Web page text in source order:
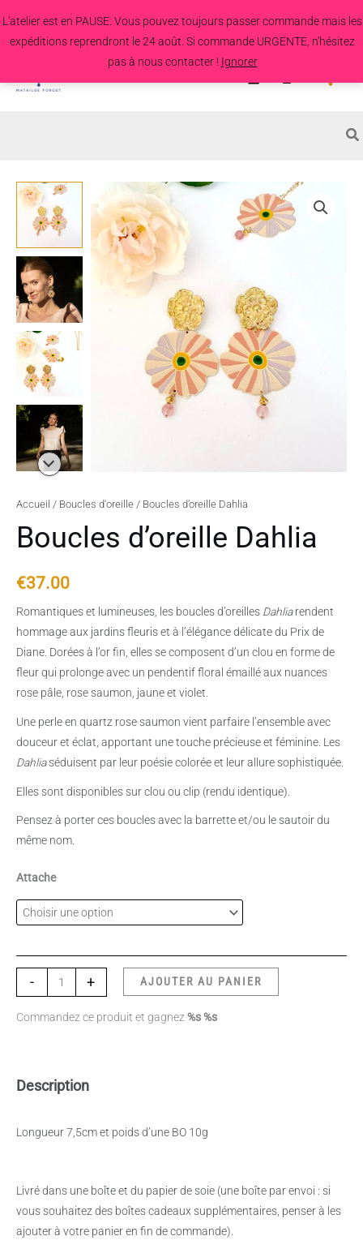
L'atelier est en PAUSE. Vous pouvez toujours passer commande mais les
expéditions reprendront le 24 août. Si commande URGENTE, n'hésitez
pas à nous contacter ! Ignorer
au
contenu
Accueil / Boucles d'oreille / Boucles d’oreille Dahlia
Boucles d’oreille Dahlia
€37.00
Romantiques et lumineuses, les boucles d’oreilles Dahliarendent
hommage aux jardins fleuris et à l’élégance délicate du Prix de
Diane. Dorées à l’or fin, elles se composent d’un clou en forme de
fleur qui prolonge avec un pendentif floral émaillé aux nuances
rose pâle, rose saumon, jaune et violet.
Une perle en quartz rose saumon vient parfaire l’ensemble avec
douceur et éclat, apportant une touche précieuse et féminine. Les
Dahliaséduisent par leur poésie colorée et leur allure sophistiquée.
Elles sont disponibles sur clou ou clip (rendu identique).
Pensez à porter ces boucles avec la barrette et/ou le sautoir du
même nom.
Attache
-
quantité
Boucles
d'oreille
Dahlia
+ AJOUTER AU PANIER
Commandez ce produit et gagnez%s %s
Description
Longueur 7,5cm et poids d’une BO 10g
Livré dans une boîte et du papier de soie (une boîte par envoi : si
vous souhaitez des boîtes cadeaux supplémentaires, penser à les
ajouter à votre panier en fin de commande).